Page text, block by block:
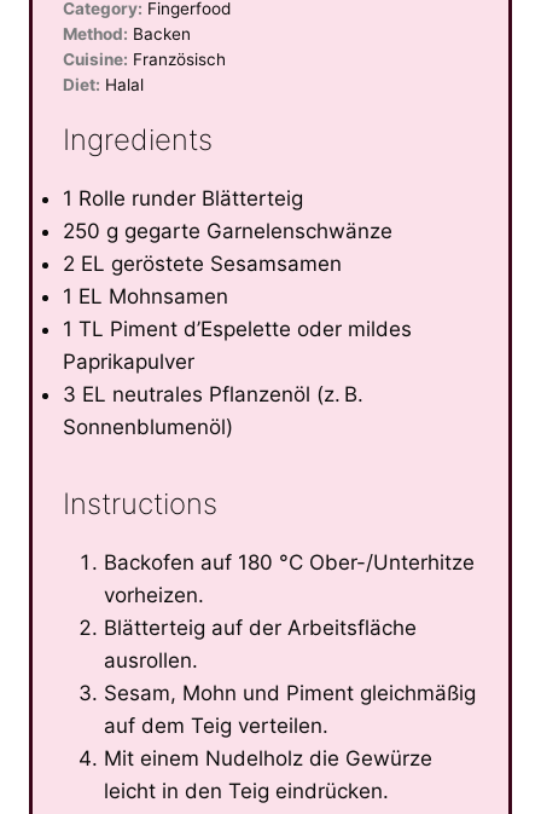
Category: Fingerfood
Method: Backen
Cuisine: Französisch
Diet: Halal
Ingredients
1 Rolle runder Blätterteig
250 g gegarte Garnelenschwänze
2 EL geröstete Sesamsamen
1 EL Mohnsamen
1 TL Piment d’Espelette oder mildes
Paprikapulver
3 EL neutrales Pflanzenöl (z. B.
Sonnenblumenöl)
Instructions
Backofen auf 180 °C Ober-/Unterhitze
vorheizen.
Blätterteig auf der Arbeitsfläche
ausrollen.
Sesam, Mohn und Piment gleichmäßig
auf dem Teig verteilen.
Mit einem Nudelholz die Gewürze
leicht in den Teig eindrücken.